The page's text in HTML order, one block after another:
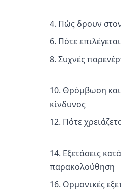
4. Πώς δρουν
6. Πότε
8. Συχνές
10. Θρόμβωση
κίνδυνος
12. Πότε
14. Εξετάσεις
παρακολούθηση
16. Ορμονικές